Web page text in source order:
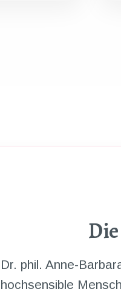
Dr. phil. Anne-
hochsensible